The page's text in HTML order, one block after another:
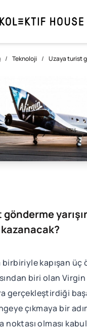
/ Teknoloji / Uzaya turist
birbiriyle kapışan üç
biri olan
gerçekleştirdiği
çıkmaya bir
noktası olması